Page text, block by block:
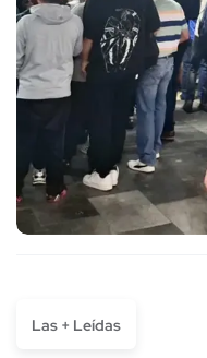
Las + Leídas